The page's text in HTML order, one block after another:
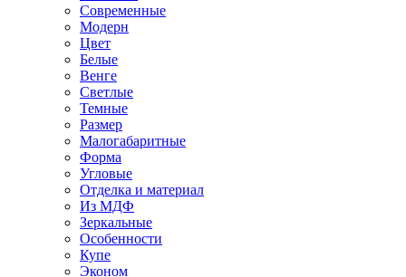
Современные
Модерн
Цвет
Белые
Венге
Светлые
Темные
Размер
Малогабаритные
Форма
Угловые
Отделка и материал
Из МДФ
Зеркальные
Особенности
Купе
Эконом